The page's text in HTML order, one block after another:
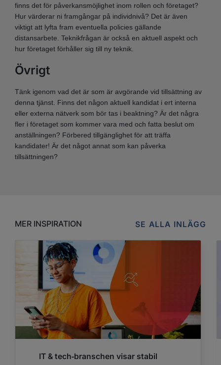
finns det för påverkansmöjlighet inom rollen och företaget?
Hur värderar ni framgångar på individnivå? Det är även
viktigt att lyfta fram eventuella policies gällande
distansarbete. Teknikfrågan är också en aktuell aspekt och
hur företaget förhåller sig till ny teknik.
Övrigt
Tänk igenom vad det är som är avgörande vid tillsättning av
denna tjänst. Finns det någon aktuell kandidat i ert interna
eller externa nätverk som bör tas i beaktning? Är det några
fler i företaget som kommer vara med och fatta beslut om
anställningen? Förbered tillgänglighet för att träffa
kandidater! Är det något annat som kan påverka
tillsättningen?
MER INSPIRATION SE ALLA INLÄGG
IT & tech‑branschen visar stabil